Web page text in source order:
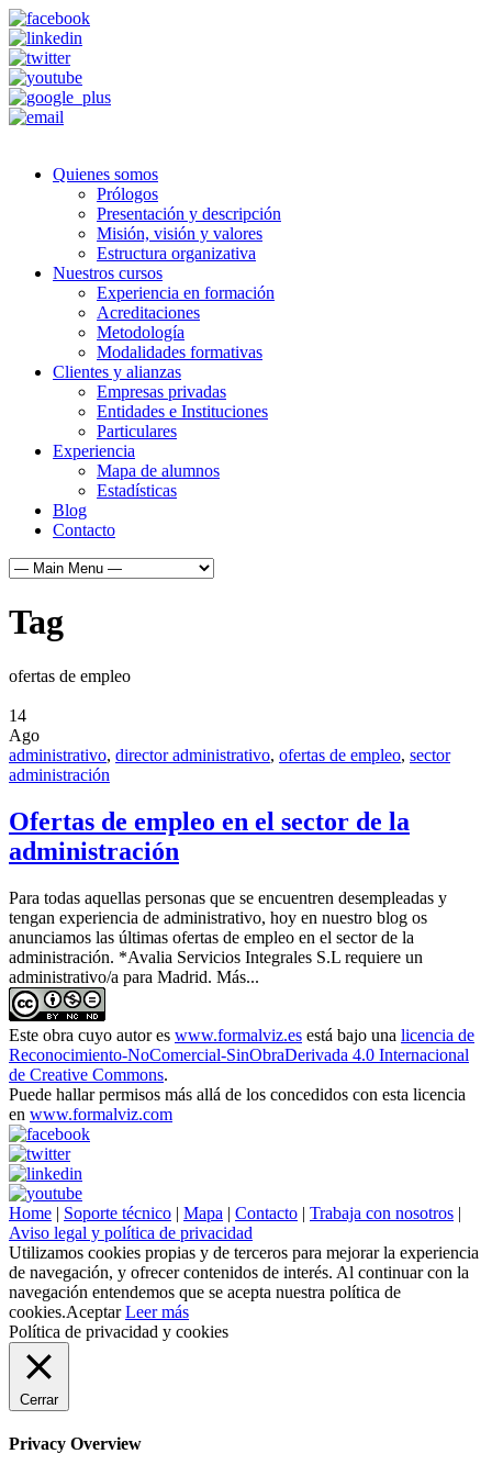
Quienes somos
Prólogos
Presentación y descripción
Misión, visión y valores
Estructura organizativa
Nuestros cursos
Experiencia en formación
Acreditaciones
Metodología
Modalidades formativas
Clientes y alianzas
Empresas privadas
Entidades e Instituciones
Particulares
Experiencia
Mapa de alumnos
Estadísticas
Blog
Contacto
Tag
ofertas de empleo
14
Ago
administrativo, director administrativo, ofertas de empleo, sector
administración
Ofertas de empleo en el sector de la
administración
Para todas aquellas personas que se encuentren desempleadas y
tengan experiencia de administrativo, hoy en nuestro blog os
anunciamos las últimas ofertas de empleo en el sector de la
administración. *Avalia Servicios Integrales S.L requiere un
administrativo/a para Madrid. Más...
Este obra cuyo autor es www.formalviz.es está bajo una licencia de
Reconocimiento-NoComercial-SinObraDerivada 4.0 Internacional
de Creative Commons.
Puede hallar permisos más allá de los concedidos con esta licencia
en www.formalviz.com
Home | Soporte técnico | Mapa | Contacto | Trabaja con nosotros |
Aviso legal y política de privacidad
Utilizamos cookies propias y de terceros para mejorar la experiencia
de navegación, y ofrecer contenidos de interés. Al continuar con la
navegación entendemos que se acepta nuestra política de
cookies.Aceptar Leer más
Política de privacidad y cookies
Cerrar
Privacy Overview